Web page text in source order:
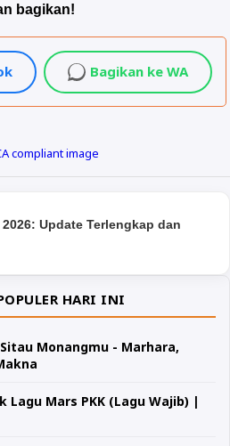
bagikan!
Bagikan ke WA
Update Terlengkap dan
HARI INI
Monangmu - Marhara,
Lagu Mars PKK (Lagu Wajib) |